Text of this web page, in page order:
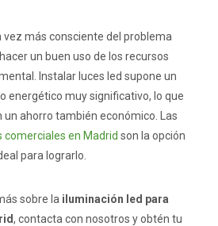
vez más consciente del problema
un buen uso de los recursos
Instalar luces led supone un
energético muy significativo, lo que
un ahorro también económico. Las
comerciales en Madrid son la opción
para lograrlo.
sobre la iluminación led para
, contacta con nosotros y obtén tu